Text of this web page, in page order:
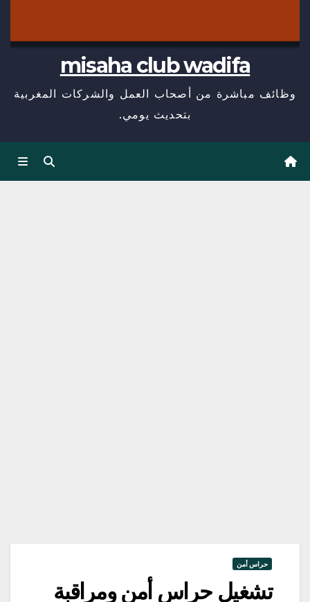
misaha club wadifa
وظائف مباشرة من أصحاب العمل والشركات المغربية
بتحديث يومي.
حراس أمن
تشغيل حراس أمن ومراقبة